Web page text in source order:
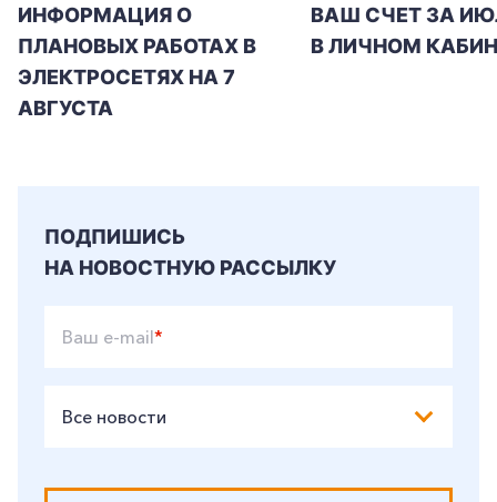
Заказать обратный звонок
ИНФОРМАЦИЯ О
ПЛАНОВЫХ РАБОТАХ В
ЭЛЕКТРОСЕТЯХ НА 7
АВГУСТА
ВАШ СЧЕТ ЗА
В ЛИЧНОМ
ПОДПИШИСЬ
НА НОВОСТНУЮ РАССЫЛКУ
Ваш e-mail*
Все новости